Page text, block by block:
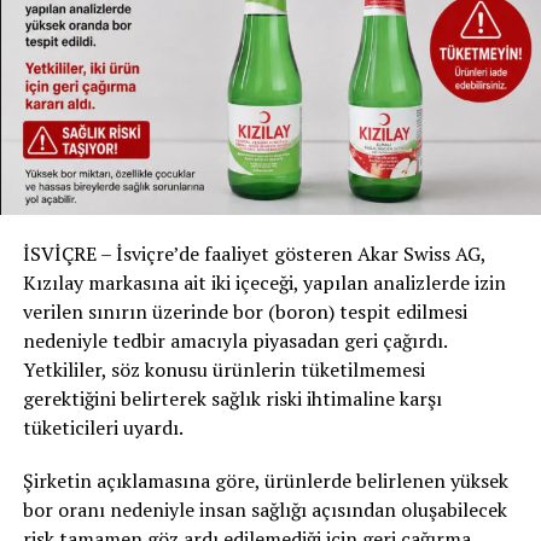
Bölgesel Farklılıklar ve Göçmenlerin Rolü
Sınırda yapılan tutuklamaların büyük kısmının Avrupa
kökenli suçlulara ait olduğu tespit edildi. Almanya,
Romanya ve Polonya vatandaşları en sık yakalanan
kişiler arasında. Göçmenler, özellikle Afganistan, Suriye,
Irak ve İran’dan gelenler, bu süreçte çok az bir rol
Gelecek Planları ve Sınır Kontrollerinin Sürekliliği
Almanya Başbakanı Olaf Scholz, sınır kontrollerinin
etkin olduğunu belirtiyor ve bu uygulamanın devam
etmesini planlıyor. Yeni Schengen sınır düzenlemeleri
çerçevesinde, kontrollerin üç yıl süresince devam etmesi
#SınırKontrolleri #SuçOranı #Almanya #İsviçre
İSVİÇRE – İsviçre’de faaliyet gösteren Akar Swiss AG,
Kızılay markasına ait iki içeceği, yapılan analizlerde izin
verilen sınırın üzerinde bor (boron) tespit edilmesi
nedeniyle tedbir amacıyla piyasadan geri çağırdı.
Yetkililer, söz konusu ürünlerin tüketilmemesi
gerektiğini belirterek sağlık riski ihtimaline karşı
tüketicileri uyardı.
Şirketin açıklamasına göre, ürünlerde belirlenen yüksek
bor oranı nedeniyle insan sağlığı açısından oluşabilecek